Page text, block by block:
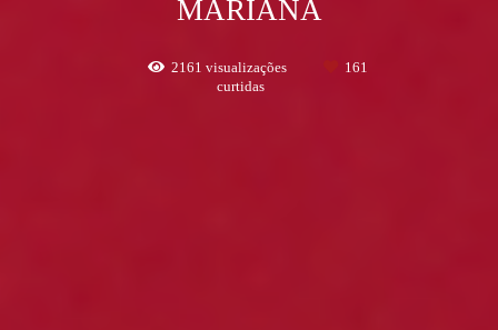
MARIANA
2161 visualizações
161
curtidas